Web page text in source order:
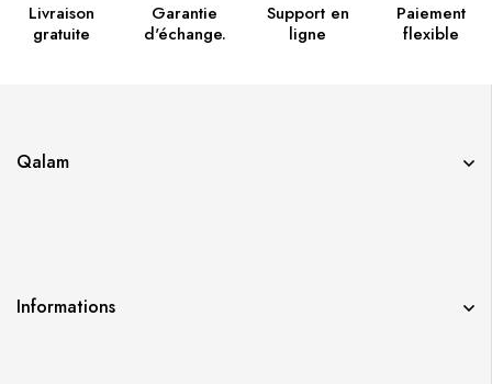
Livraison
gratuite
Garantie
d'échange.
Support en
ligne
Paiement
flexible
Qalam
Informations